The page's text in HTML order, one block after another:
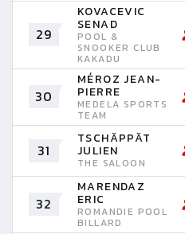
29
KOVACEVIC
SENAD
POOL &
SNOOKER CLUB
KAKADU
30
MÉROZ JEAN-
PIERRE
MEDELA SPORTS
TEAM
31
TSCHÄPPÄT
JULIEN
THE SALOON
32
MARENDAZ
ERIC
ROMANDIE POOL
BILLARD